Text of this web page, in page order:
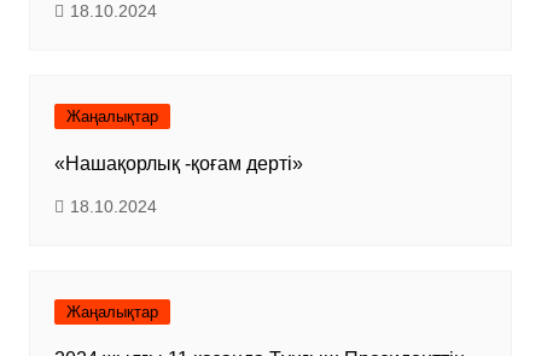
18.10.2024
Жаңалықтар
«Нашақорлық -қоғам дерті»
18.10.2024
Жаңалықтар